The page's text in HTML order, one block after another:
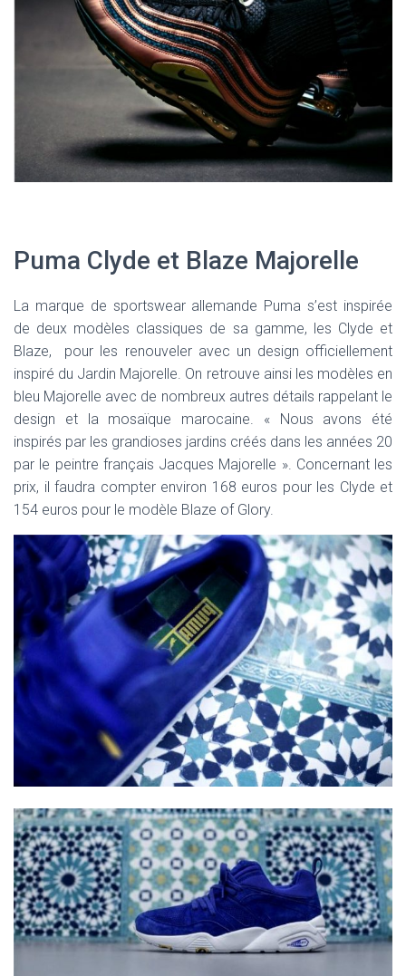
Puma Clyde et Blaze Majorelle
La marque de sportswear allemande Puma s’est inspirée
de deux modèles classiques de sa gamme, les Clyde et
Blaze, pour les renouveler avec un design officiellement
inspiré du Jardin Majorelle. On retrouve ainsi les modèles en
bleu Majorelle avec de nombreux autres détails rappelant le
design et la mosaïque marocaine. « Nous avons été
inspirés par les grandioses jardins créés dans les années 20
par le peintre français Jacques Majorelle ». Concernant les
prix, il faudra compter environ 168 euros pour les Clyde et
154 euros pour le modèle Blaze of Glory.